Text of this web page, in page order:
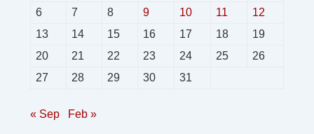
6
7 8 9 10 11
12
13
14 15 16 17 18
19
20
21 22 23 24 25
26
27
28 29 30 31
« Sep Feb »